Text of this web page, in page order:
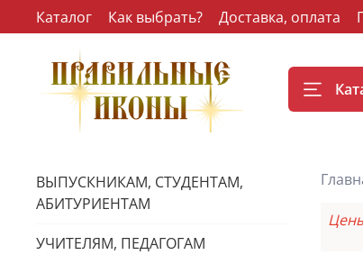
Каталог Как выбрать? Доставка, оплата
ВЫПУСКНИКАМ, СТУДЕНТАМ,
АБИТУРИЕНТАМ
УЧИТЕЛЯМ, ПЕДАГОГАМ